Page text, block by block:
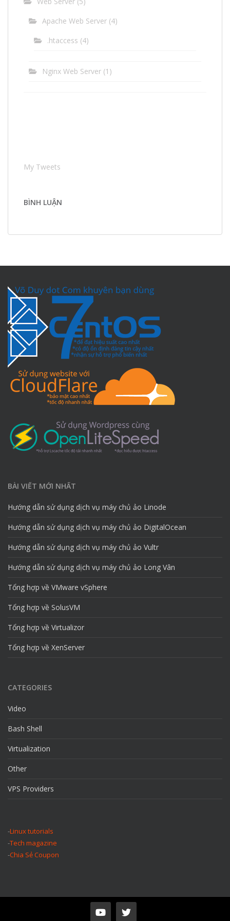
Apache Web Server (4)
.htaccess (4)
Nginx Web Server (1)
My Tweets
BÌNH LUẬN
BÀI VIẾT MỚI NHẤT
Hướng dẫn sử dụng dịch vụ máy chủ ảo Linode
Hướng dẫn sử dụng dịch vụ máy chủ ảo DigitalOcean
Hướng dẫn sử dụng dịch vụ máy chủ ảo Vultr
Hướng dẫn sử dụng dịch vụ máy chủ ảo Long Vân
Tổng hợp về VMware vSphere
Tổng hợp về SolusVM
Tổng hợp về Virtualizor
Tổng hợp về XenServer
CATEGORIES
Video
Bash Shell
Virtualization
Other
VPS Providers
-Linux tutorials
-Tech magazine
-Chia Sẻ Coupon